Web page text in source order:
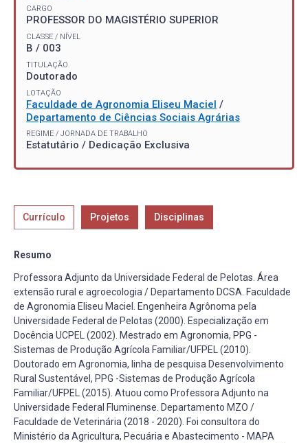
CARGO
PROFESSOR DO MAGISTÉRIO SUPERIOR
CLASSE / NÍVEL
B / 003
TITULAÇÃO
Doutorado
LOTAÇÃO
Faculdade de Agronomia Eliseu Maciel /
Departamento de Ciências Sociais Agrárias
REGIME / JORNADA DE TRABALHO
Estatutário / Dedicação Exclusiva
Currículo Projetos Disciplinas
Resumo
Professora Adjunto da Universidade Federal de Pelotas. Área
extensão rural e agroecologia / Departamento DCSA. Faculdade
de Agronomia Eliseu Maciel. Engenheira Agrônoma pela
Universidade Federal de Pelotas (2000). Especialização em
Docência UCPEL (2002). Mestrado em Agronomia, PPG -
Sistemas de Produção Agrícola Familiar/UFPEL (2010).
Doutorado em Agronomia, linha de pesquisa Desenvolvimento
Rural Sustentável, PPG -Sistemas de Produção Agrícola
Familiar/UFPEL (2015). Atuou como Professora Adjunto na
Universidade Federal Fluminense. Departamento MZO /
Faculdade de Veterinária (2018 - 2020). Foi consultora do
Ministério da Agricultura, Pecuária e Abastecimento - MAPA